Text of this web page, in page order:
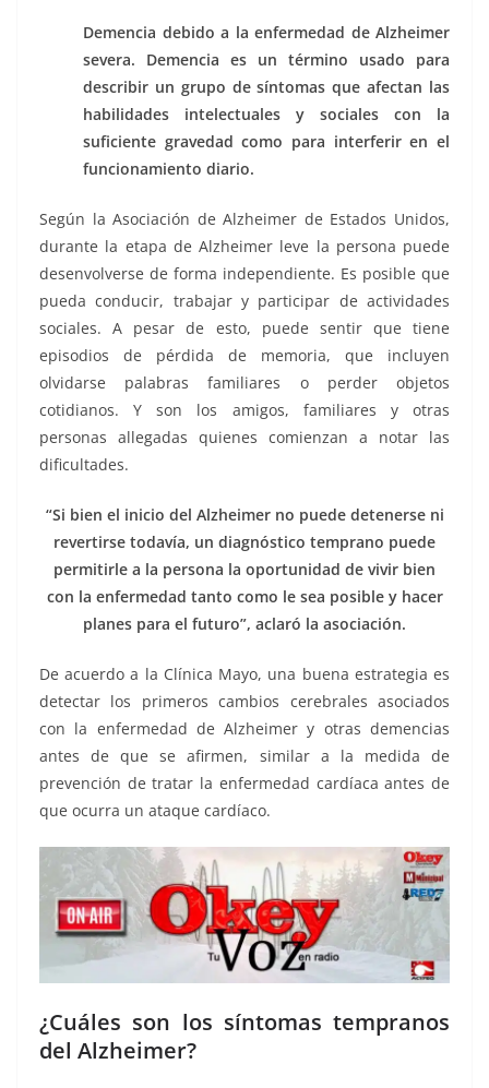
Demencia debido a la enfermedad de Alzheimer
severa. Demencia es un término usado para
describir un grupo de síntomas que afectan las
habilidades intelectuales y sociales con la
suficiente gravedad como para interferir en el
funcionamiento diario.
Según la Asociación de Alzheimer de Estados Unidos,
durante la etapa de Alzheimer leve la persona puede
desenvolverse de forma independiente. Es posible que
pueda conducir, trabajar y participar de actividades
sociales. A pesar de esto, puede sentir que tiene
episodios de pérdida de memoria, que incluyen
olvidarse palabras familiares o perder objetos
cotidianos. Y son los amigos, familiares y otras
personas allegadas quienes comienzan a notar las
dificultades.
“Si bien el inicio del Alzheimer no puede detenerse ni
revertirse todavía, un diagnóstico temprano puede
permitirle a la persona la oportunidad de vivir bien
con la enfermedad tanto como le sea posible y hacer
planes para el futuro”, aclaró la asociación.
De acuerdo a la Clínica Mayo, una buena estrategia es
detectar los primeros cambios cerebrales asociados
con la enfermedad de Alzheimer y otras demencias
antes de que se afirmen, similar a la medida de
prevención de tratar la enfermedad cardíaca antes de
que ocurra un ataque cardíaco.
¿Cuáles son los síntomas tempranos
del Alzheimer?